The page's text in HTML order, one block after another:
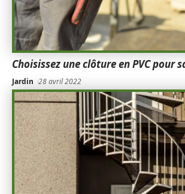
Choisissez une clôture en PVC pour
Jardin 28 avril 2022